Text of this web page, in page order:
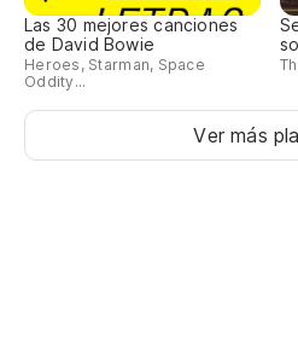
Las 30 mejores canciones
de David Bowie
Heroes, Starman, Space
Oddity...
Ver más